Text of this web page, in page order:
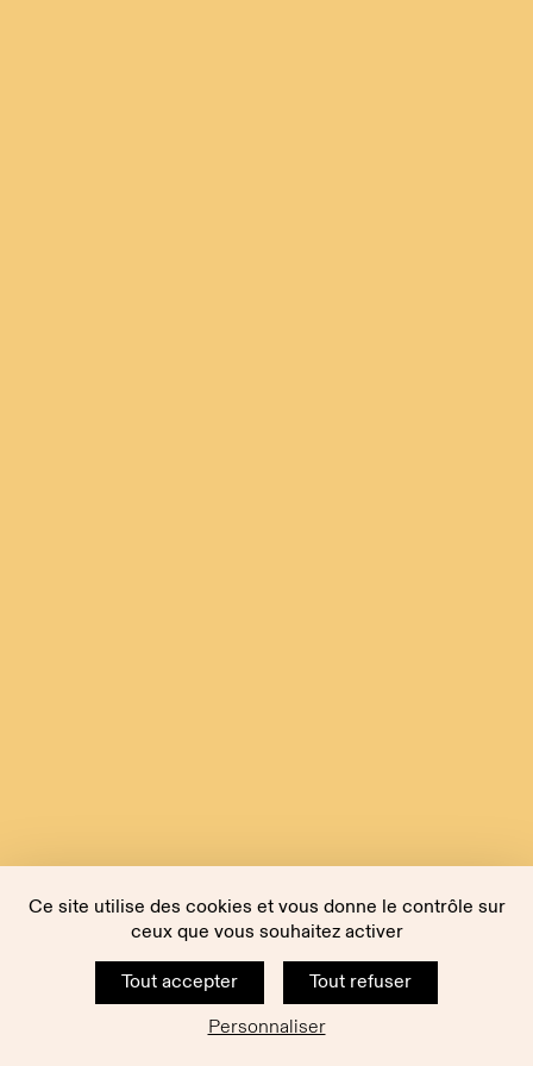
Ce site utilise des cookies et vous donne le contrôle sur
ceux que vous souhaitez activer
Tout accepter
Tout refuser
Personnaliser